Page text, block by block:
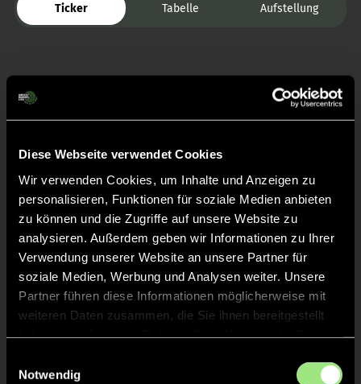
Diese Webseite verwendet Cookies
Wir verwenden Cookies, um Inhalte und Anzeigen zu
personalisieren, Funktionen für soziale Medien anbieten
zu können und die Zugriffe auf unsere Website zu
analysieren. Außerdem geben wir Informationen zu Ihrer
Verwendung unserer Website an unsere Partner für
soziale Medien, Werbung und Analysen weiter. Unsere
Partner führen diese Informationen möglicherweise mit
weiteren Daten zusammen, die Sie ihnen bereitgestellt
Notwendig
Ticker Tabelle Aufstellung
Liveticker
30'
Abpfiff
Spiel beendet
16' TOR 0:2, FELDTOR